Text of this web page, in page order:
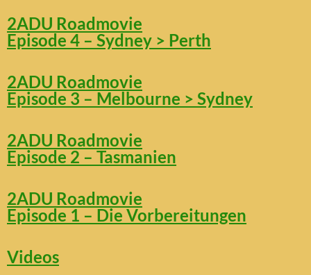
2ADU Roadmovie
Episode 4 – Sydney > Perth
2ADU Roadmovie
Episode 3 – Melbourne > Sydney
2ADU Roadmovie
Episode 2 – Tasmanien
2ADU Roadmovie
Episode 1 – Die Vorbereitungen
Videos